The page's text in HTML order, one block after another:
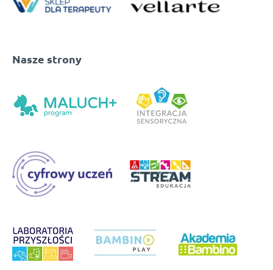
Nasze strony